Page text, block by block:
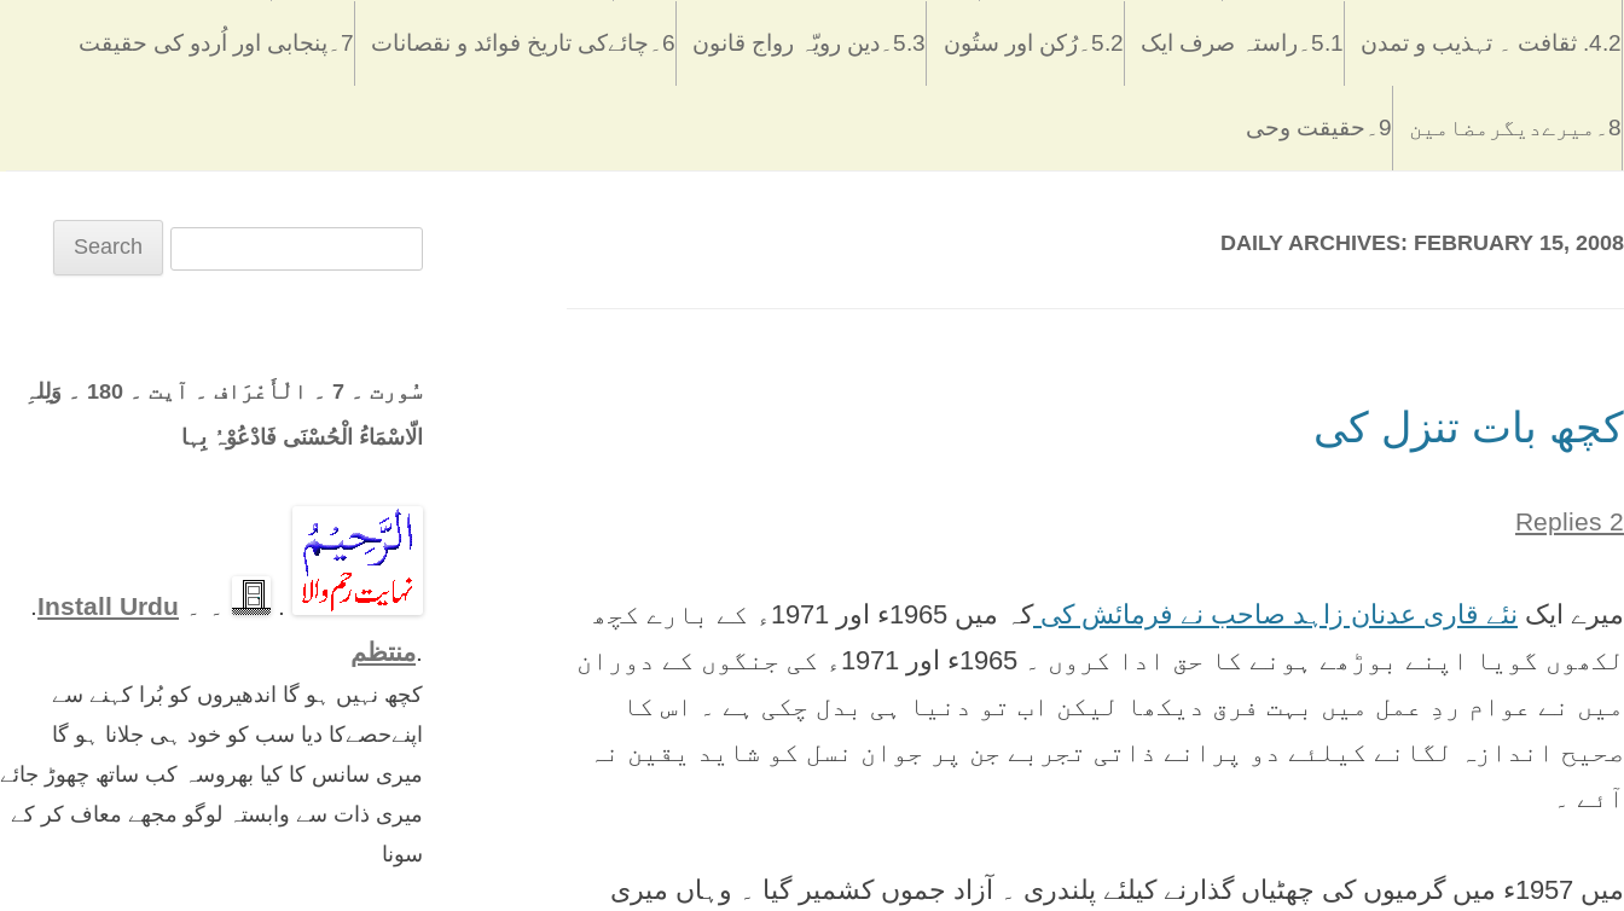
4.2. ثقافت ۔ تہذیب و تمدن 5.1۔راستہ صرف ایک 5.2۔رُکن اور ستُون 5.3۔دین رویّہ رواج قانون 6۔چائےکی تاریخ فوائد و نقصانات 7۔پنجابی اور اُردو کی حقیقت
8۔میرےدیگرمضامین 9۔حقیقت وحی
DAILY ARCHIVES: FEBRUARY 15, 2008
کچھ بات تنزل کی
2 Replies
میرے ایک نئے قاری عدنان زاہد صاحب نے فرمائش کی
کہ میں 1965ء اور 1971ء کے بارے کچھ
لکھوں گویا اپنے بوڑھے ہونے کا حق ادا کروں ۔ 1965ء اور 1971ء کی جنگوں کے دوران
میں نے عوام ردِ عمل میں بہت فرق دیکھا لیکن اب تو دنیا ہی بدل چکی ہے ۔ اس کا
صحیح اندازہ لگانے کیلئے دو پرانے ذاتی تجربے جن پر جوان نسل کو شاید یقین نہ
آئے ۔
میں 1957ء میں گرمیوں کی چھٹیاں گذارنے کیلئے پلندری ۔ آزاد جموں کشمیر گیا ۔ وہاں میری
سُورت ۔ 7 ۔ الْأَعْرَاف ۔ آیت ۔ 180 ۔ وَلِلہِ
الّاسْمَاءُ الْحُسْنَی فَادْعُوْہُ بِہا
. ۔ ۔ Install Urdu
.
.منتظم
کچھ نہیں ہو گا اندھیروں کو بُرا کہنے سے
اپنےحصےکا دیا سب کو خود ہی جلانا ہو گا
میری سانس کا کیا بھروسہ کب ساتھ چھوڑ جائے
میری ذات سے وابستہ لوگو مجھے معاف کر کے
سونا